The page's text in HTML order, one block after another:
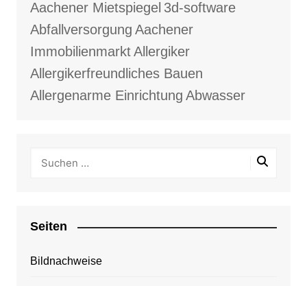
Aachener Mietspiegel 3d-software
Abfallversorgung Aachener
ImmobilienmarktAllergiker
Allergikerfreundliches Bauen
Allergenarme Einrichtung Abwasser
Seiten
Bildnachweise